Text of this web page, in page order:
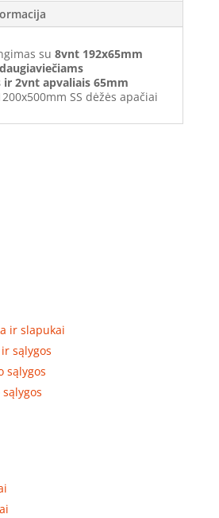
su 8vnt 192x65mm
2vnt apvaliais 65mm
SS dėžės apačiai
ir slapukai
sąlygos
sąlygos